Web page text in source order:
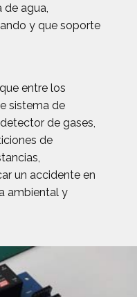
agua,
y que soporte
entre los
sistema de
de gases,
de
un accidente en
ambiental y